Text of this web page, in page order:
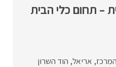
– תחום כלי הבית
אריאל הוד השרון